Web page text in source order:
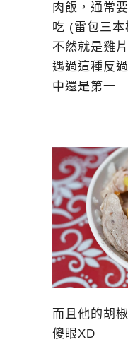
肉飯，通常
吃 (雷包三本
不然就是雞
遇過這種反
中還是第一
而且他的胡
傻眼XD